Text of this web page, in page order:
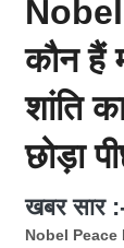
कौन हैं
शांति
छोड़ा
खबर सार
Nobel Peace